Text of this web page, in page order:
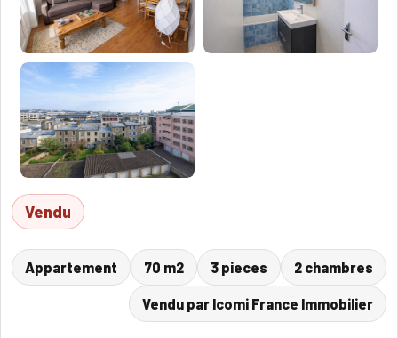
Vendu
Appartement 70 m2 3 pieces 2 chambres
Vendu par Icomi France Immobilier